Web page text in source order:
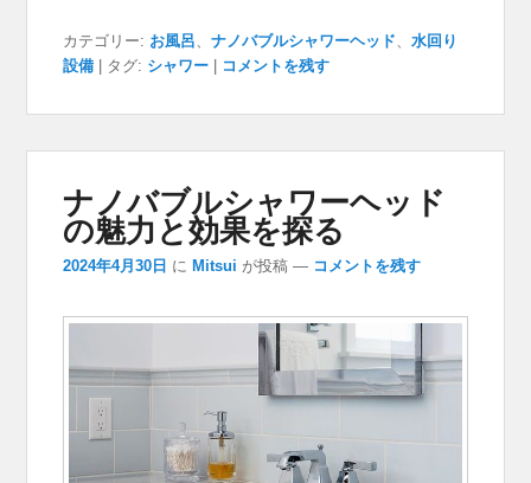
カテゴリー: お風呂、ナノバブルシャワーヘッド、水回り
設備
タグ: シャワー コメントを残す
ナノバブルシャワーヘッド
の魅力と効果を探る
2024年4月30日 に Mitsui が投稿 — コメントを残す